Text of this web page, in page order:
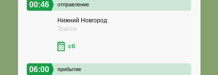
00:46 отправление
Нижний Новгород
Трасса
сб
06:00 прибытие